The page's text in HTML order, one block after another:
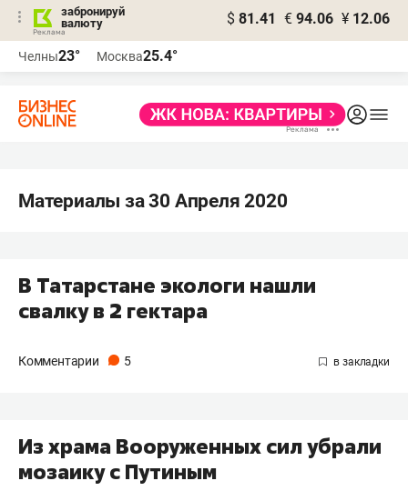
забронируй
валюту
$ 81.41 € 94.06 ¥ 12.06
Челны23° Москва25.4°
Материалы за 30 Апреля 2020
В Татарстане экологи нашли
свалку в 2 гектара
Комментарии 5
Из храма Вооруженных сил убрали
мозаику с Путиным